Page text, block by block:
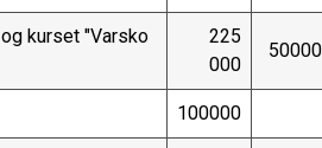
kurset "Varsko
225
000
100000